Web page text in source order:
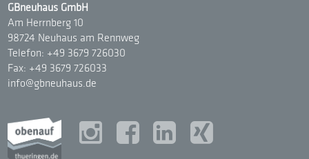
GBneuhaus GmbH
Am Herrnberg 10
98724 Neuhaus am Rennweg
Telefon: +49 3679 726030
Fax: +49 3679 726033
info@gbneuhaus.de